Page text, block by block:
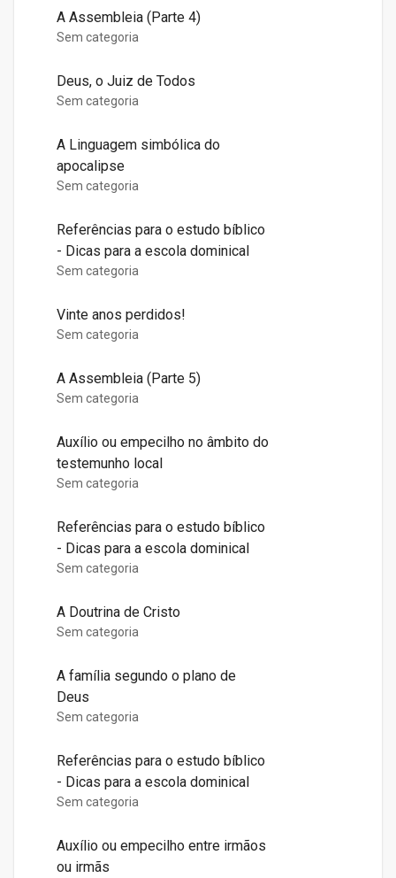
A Assembleia (Parte 4)
Sem categoria
Deus, o Juiz de Todos
Sem categoria
A Linguagem simbólica do
apocalipse
Sem categoria
Referências para o estudo bíblico
- Dicas para a escola dominical
Sem categoria
Vinte anos perdidos!
Sem categoria
A Assembleia (Parte 5)
Sem categoria
Auxílio ou empecilho no âmbito do
testemunho local
Sem categoria
Referências para o estudo bíblico
- Dicas para a escola dominical
Sem categoria
A Doutrina de Cristo
Sem categoria
A família segundo o plano de
Deus
Sem categoria
Referências para o estudo bíblico
- Dicas para a escola dominical
Sem categoria
Auxílio ou empecilho entre irmãos
ou irmãs